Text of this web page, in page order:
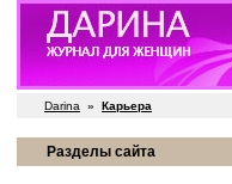
Darina » Карьера
Разделы сайта